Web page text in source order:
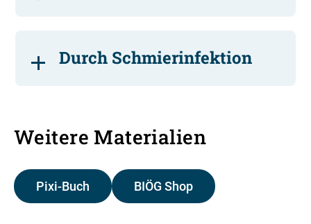
Durch Schmierinfektion
Weitere Materialien
Pixi-Buch BIÖG Shop